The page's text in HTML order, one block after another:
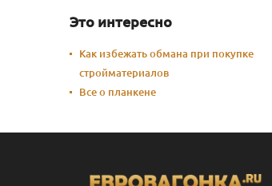
Это интересно
Как избежать обмана при покупке
стройматериалов
Все о планкене